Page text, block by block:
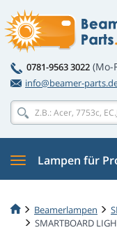
0781-9563 3022 (Mo-
info@beamer-
Lampen für
Beamerlampen
SMARTBOARD